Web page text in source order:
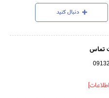
دنبال کنید
تماس